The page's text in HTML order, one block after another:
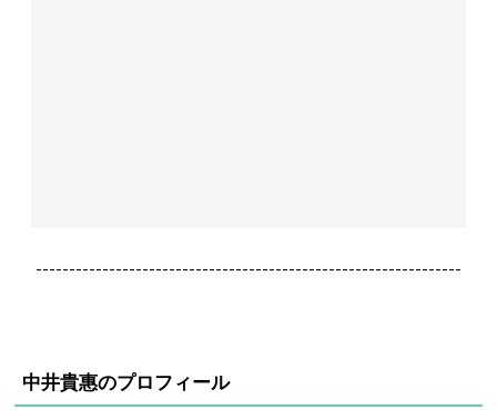
----------------------------------------------------------------
中井貴惠のプロフィール